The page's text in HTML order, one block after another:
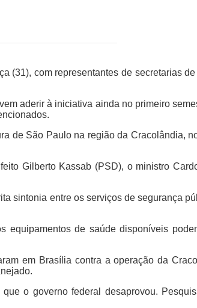
(31), com representantes de secretarias
aderir à iniciativa ainda no primeiro
de São Paulo na região da Cracolândia,
Gilberto Kassab (PSD), o ministro
sintonia entre os serviços de segurança
equipamentos de saúde disponíveis
em Brasília contra a operação da
o governo federal desaprovou.